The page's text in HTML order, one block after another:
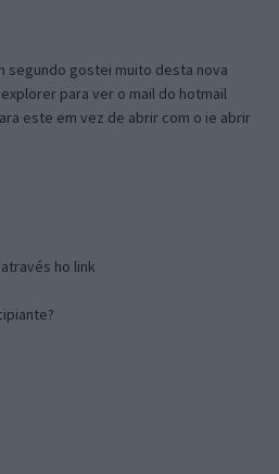
segundo gostei muito desta nova
para ver o mail do hotmail
este em vez de abrir com o ie abrir
ho link